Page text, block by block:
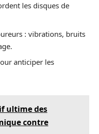
les disques de
: vibrations, bruits
anticiper les
ultime des
contre